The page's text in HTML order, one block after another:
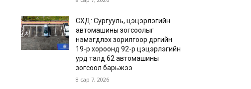
СХД: Сургууль, цэцэрлэгийн
автомашины зогсоолыг
нэмэгдүүлэх зорилгоор дүүргийн
19-р хороонд 92-р цэцэрлэгийн
урд талд 62 автомашины
зогсоол барьжээ
8 сар 7, 2026